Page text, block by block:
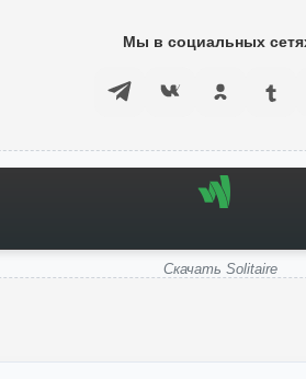
Мы в социальных
Скачать Solitaire